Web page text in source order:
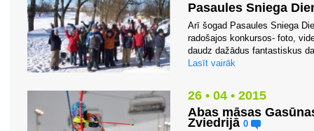
Pasaules Sniega
Arī šogad Pasaules Sniega
radošajos konkursos- foto,
daudz dažādus fantastiskus
Lasīt vairāk
26 • 04 • 2015
Abas māsas
Zviedrijā 0